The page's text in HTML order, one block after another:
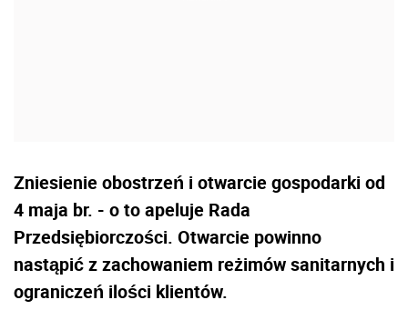
Zniesienie obostrzeń i otwarcie gospodarki od
4 maja br. - o to apeluje Rada
Przedsiębiorczości. Otwarcie powinno
nastąpić z zachowaniem reżimów sanitarnych i
ograniczeń ilości klientów.